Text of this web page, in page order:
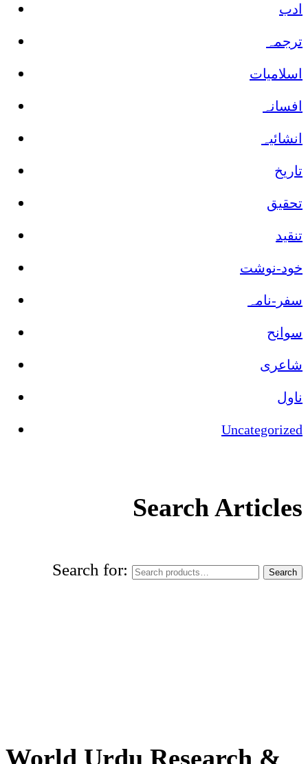
ادب
ترجمہ
اسلامیات
افسانہ
انشائیہ
تاریخ
تحقیق
تنقید
خود-نوشت
سفر-نامہ
سوانح
شاعری
ناول
Uncategorized
Search Articles
Search for: Search
World Urdu Research &